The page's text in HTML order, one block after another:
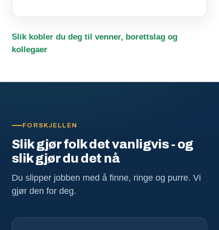
Slik kobler du deg til venner, borettslag og
kollegaer
FORSKJELLEN
Slik gjør folk det vanligvis - og
slik gjør du det nå
Du slipper jobben med å finne, ringe og purre. Vi
gjør den for deg.